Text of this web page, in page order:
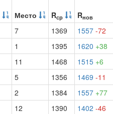
Место Rср Rнов
7 1369 1557 -72
1 1395 1620 +38
11 1468 1515 +6
5 1356 1469 -11
2 1384 1557 +77
12 1390 1402 -46